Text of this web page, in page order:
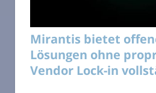
Mirantis bietet
Lösungen ohne
Vendor Lock-in